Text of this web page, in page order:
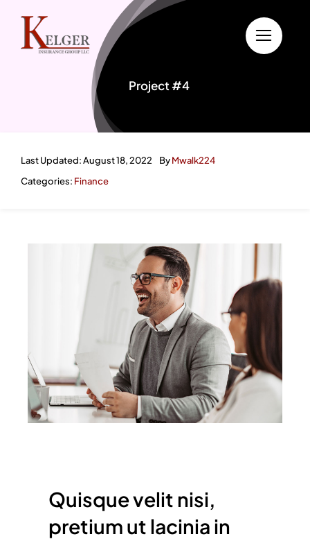
content
Project #4
Last Updated: August 18, 2022 ByMwalk224
Categories: Finance
Quisque velit nisi,
pretium ut lacinia in